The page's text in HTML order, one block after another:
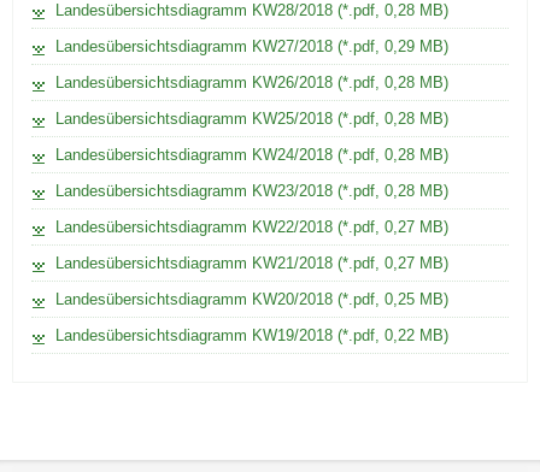
bzw.
Woche
statt.
Landesübersichtsdiagramm KW28/2018 (*.pdf, 0,28 MB)
Landesübersichtsdiagramm KW27/2018 (*.pdf, 0,29 MB)
Landesübersichtsdiagramm KW26/2018 (*.pdf, 0,28 MB)
Landesübersichtsdiagramm KW25/2018 (*.pdf, 0,28 MB)
Landesübersichtsdiagramm KW24/2018 (*.pdf, 0,28 MB)
Landesübersichtsdiagramm KW23/2018 (*.pdf, 0,28 MB)
Landesübersichtsdiagramm KW22/2018 (*.pdf, 0,27 MB)
Landesübersichtsdiagramm KW21/2018 (*.pdf, 0,27 MB)
Landesübersichtsdiagramm KW20/2018 (*.pdf, 0,25 MB)
Landesübersichtsdiagramm KW19/2018 (*.pdf, 0,22 MB)